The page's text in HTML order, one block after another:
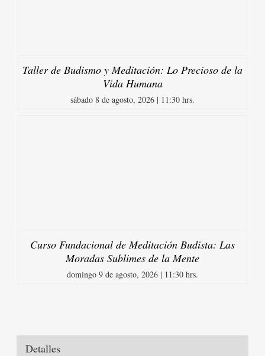
Taller de Budismo y Meditación: Lo Precioso de la
Vida Humana
sábado 8 de agosto, 2026 | 11:30 hrs.
Curso Fundacional de Meditación Budista: Las
Moradas Sublimes de la Mente
domingo 9 de agosto, 2026 | 11:30 hrs.
Detalles